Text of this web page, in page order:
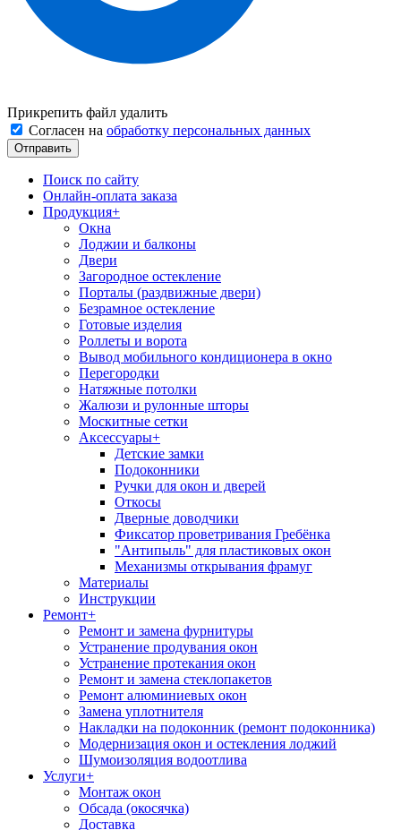
Прикрепить файл удалить
Согласен на обработку персональных данных
Поиск по сайту
Онлайн-оплата заказа
Продукция+
Окна
Лоджии и балконы
Двери
Загородное остекление
Порталы (раздвижные двери)
Безрамное остекление
Готовые изделия
Роллеты и ворота
Вывод мобильного кондиционера в окно
Перегородки
Натяжные потолки
Жалюзи и рулонные шторы
Москитные сетки
Аксессуары+
Детские замки
Подоконники
Ручки для окон и дверей
Откосы
Дверные доводчики
Фиксатор проветривания Гребёнка
"Антипыль" для пластиковых окон
Механизмы открывания фрамуг
Материалы
Инструкции
Ремонт+
Ремонт и замена фурнитуры
Устранение продувания окон
Устранение протекания окон
Ремонт и замена стеклопакетов
Ремонт алюминиевых окон
Замена уплотнителя
Накладки на подоконник (ремонт подоконника)
Модернизация окон и остекления лоджий
Шумоизоляция водоотлива
Услуги+
Монтаж окон
Обсада (окосячка)
Доставка